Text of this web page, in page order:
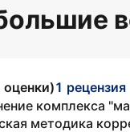
оценки)1 рецензия
комплекса
методика